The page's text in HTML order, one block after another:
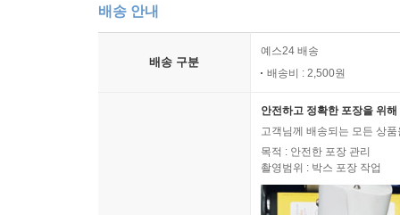
배송 안내
배송 구분
예스24 배송
배송비 : 2,500원
안전하고 정확한 포장을 위
고객님께 배송되는 모든 상
목적 : 안전한 포장 관리
촬영범위 : 박스 포장 작업